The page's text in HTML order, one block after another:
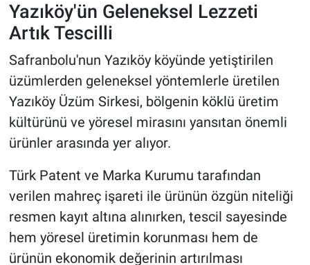
Yazıköy'ün Geleneksel Lezzeti
Artık Tescilli
Safranbolu'nun Yazıköy köyünde yetiştirilen
üzümlerden geleneksel yöntemlerle üretilen
Yazıköy Üzüm Sirkesi, bölgenin köklü üretim
kültürünü ve yöresel mirasını yansıtan önemli
ürünler arasında yer alıyor.
Türk Patent ve Marka Kurumu tarafından
verilen mahreç işareti ile ürünün özgün niteliği
resmen kayıt altına alınırken, tescil sayesinde
hem yöresel üretimin korunması hem de
ürünün ekonomik değerinin artırılması